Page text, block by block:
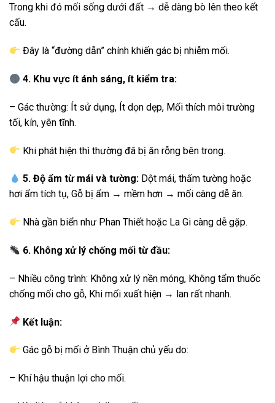
Trong khi đó mối sống dưới đất → dễ dàng bò lên theo kết
cấu.
Đây là “đường dẫn” chính khiến gác bị nhiễm mối.
4. Khu vực ít ánh sáng, ít kiểm tra:
– Gác thường: Ít sử dụng, Ít dọn dẹp, Mối thích môi trường
tối, kín, yên tĩnh.
Khi phát hiện thì thường đã bị ăn rỗng bên trong.
5. Độ ẩm từ mái và tường: Dột mái, thấm tường hoặc
hơi ẩm tích tụ, Gỗ bị ẩm → mềm hơn → mối càng dễ ăn.
Nhà gần biển như Phan Thiết hoặc La Gi càng dễ gặp.
6. Không xử lý chống mối từ đầu:
– Nhiều công trình: Không xử lý nền móng, Không tẩm thuốc
chống mối cho gỗ, Khi mối xuất hiện → lan rất nhanh.
Kết luận:
Gác gỗ bị mối ở Bình Thuận chủ yếu do:
– Khí hậu thuận lợi cho mối.